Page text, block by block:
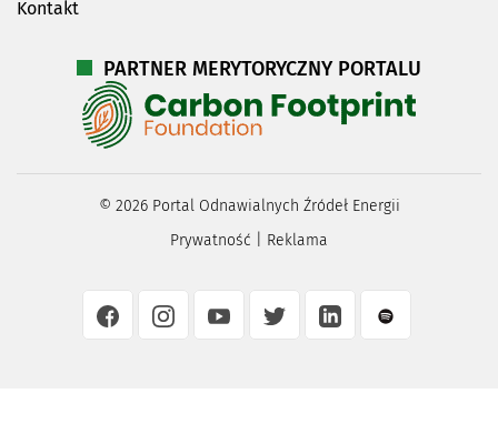
Kontakt
PARTNER MERYTORYCZNY PORTALU
© 2026Portal Odnawialnych Źródeł Energii
Prywatność
Reklama